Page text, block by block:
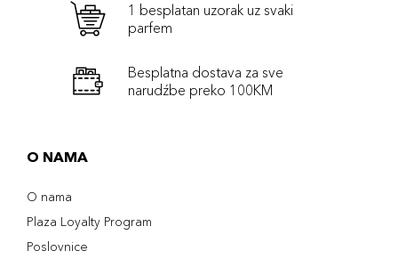
1 besplatan uzorak uz svaki
parfem
Besplatna dostava za sve
narudźbe preko 100KM
O NAMA
O nama
Plaza Loyalty Program
Poslovnice